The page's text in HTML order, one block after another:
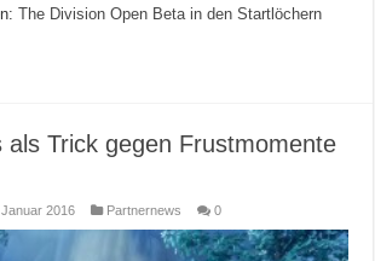
The Division Open Beta in den Startlöchern
als Trick gegen Frustmomente
2016 Partnernews 0